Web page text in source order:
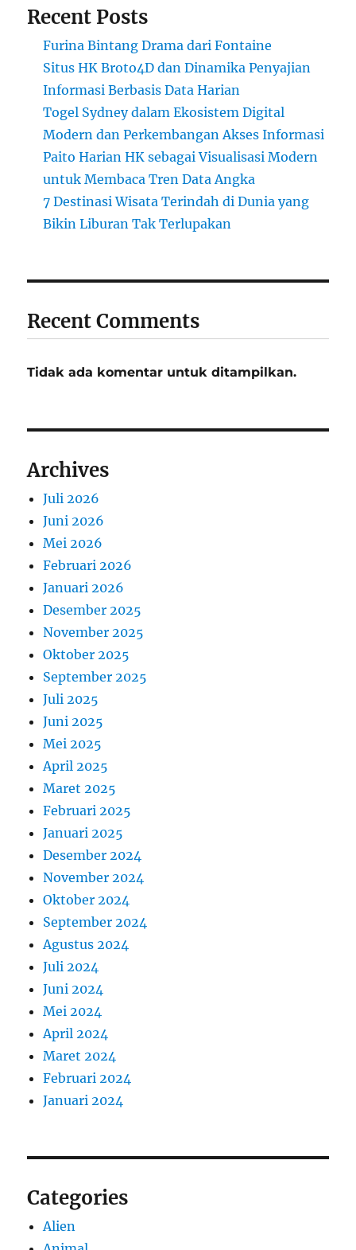
Recent Posts
Furina Bintang Drama dari Fontaine
Situs HK Broto4D dan Dinamika Penyajian
Informasi Berbasis Data Harian
Togel Sydney dalam Ekosistem Digital
Modern dan Perkembangan Akses Informasi
Paito Harian HK sebagai Visualisasi Modern
untuk Membaca Tren Data Angka
7 Destinasi Wisata Terindah di Dunia yang
Bikin Liburan Tak Terlupakan
Recent Comments
Tidak ada komentar untuk ditampilkan.
Archives
Juli 2026
Juni 2026
Mei 2026
Februari 2026
Januari 2026
Desember 2025
November 2025
Oktober 2025
September 2025
Juli 2025
Juni 2025
Mei 2025
April 2025
Maret 2025
Februari 2025
Januari 2025
Desember 2024
November 2024
Oktober 2024
September 2024
Agustus 2024
Juli 2024
Juni 2024
Mei 2024
April 2024
Maret 2024
Februari 2024
Januari 2024
Categories
Alien